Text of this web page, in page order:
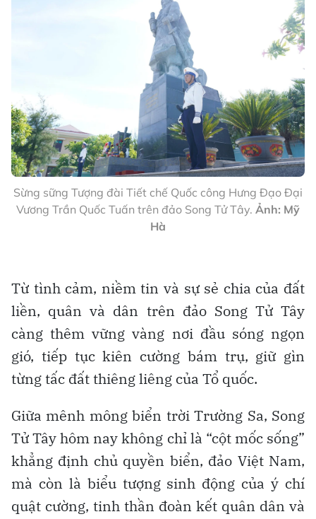
Sừng sững Tượng đài Tiết chế Quốc công Hưng Đạo Đại
Vương Trần Quốc Tuấn trên đảo Song Tử Tây. Ảnh: Mỹ
Hà
Từ tình cảm, niềm tin và sự sẻ chia của đất
liền, quân và dân trên đảo Song Tử Tây
càng thêm vững vàng nơi đầu sóng ngọn
gió, tiếp tục kiên cường bám trụ, giữ gìn
từng tấc đất thiêng liêng của Tổ quốc.
Giữa mênh mông biển trời Trường Sa, Song
Tử Tây hôm nay không chỉ là “cột mốc sống”
khẳng định chủ quyền biển, đảo Việt Nam,
mà còn là biểu tượng sinh động của ý chí
quật cường, tinh thần đoàn kết quân dân và